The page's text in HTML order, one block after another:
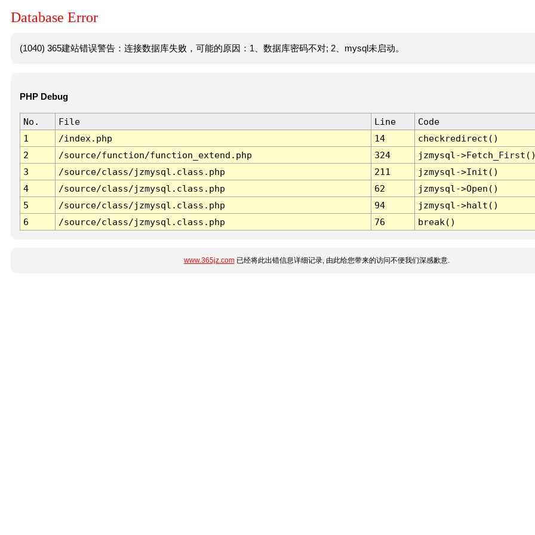
Database Error
(1040) 365建站错误警告：连接数据库失败，可能的原因：1、数据库密码不对; 2、mysql未启动。
PHP Debug
No. File Line
Code
1
/index.php 14
checkredirect()
2
/source/function/function_extend.php 324
jzmysql-
3
/source/class/jzmysql.class.php 211
jzmysql->Init()
4
/source/class/jzmysql.class.php 62
jzmysql->Open()
5
/source/class/jzmysql.class.php 94
jzmysql->halt()
6
/source/class/jzmysql.class.php 76 break()
www.365jz.com已经将此出错信息详细记录, 由此给您带来的访问不便我们深感歉意.